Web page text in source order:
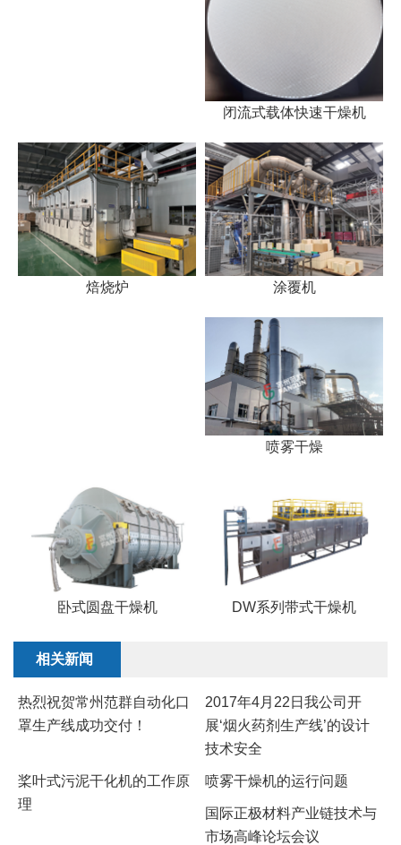
闭流式载体快速干燥机
焙烧炉 涂覆机
喷雾干燥
卧式圆盘干燥机 DW系列带式干燥机
相关新闻
热烈祝贺常州范群自动化口
罩生产线成功交付！
2017年4月22日我公司开
展‘烟火药剂生产线’的设计
技术安全
桨叶式污泥干化机的工作原
理
​喷雾干燥机的运行问题
国际正极材料产业链技术与
市场高峰论坛会议